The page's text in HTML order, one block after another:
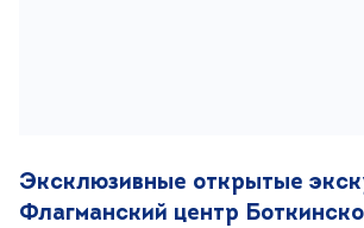
Эксклюзивные открытые
Флагманский центр